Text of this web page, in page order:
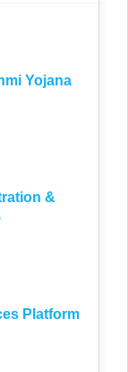
Yojana
&
Platform